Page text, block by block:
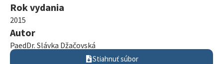
Rok vydania
2015
Autor
PaedDr. Slávka Džačovská
Stiahnuť súbor